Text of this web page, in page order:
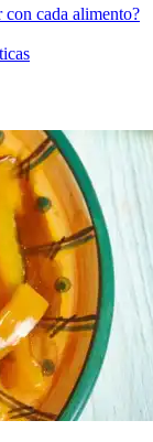
con cada alimento?